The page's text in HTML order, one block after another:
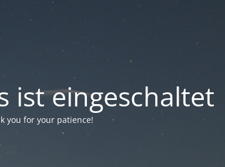
ist eingeschaltet
you for your patience!